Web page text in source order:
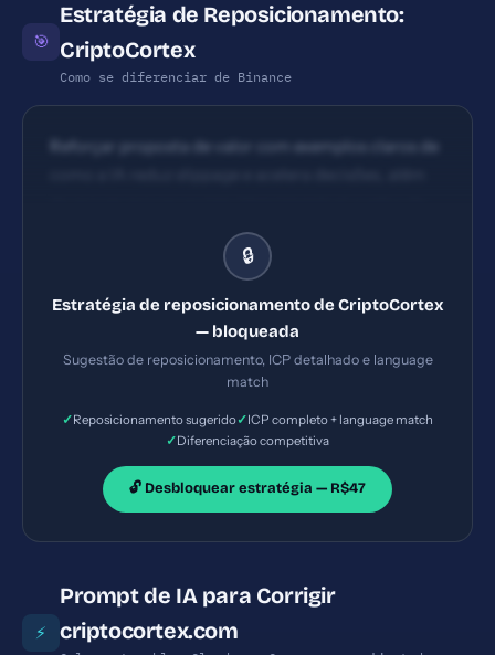
🎯
Estratégia de Reposicionamento:
CriptoCortex
Como se diferenciar de Binance
Reforçar proposta de valor com exemplos claros de
🔒
Estratégia de reposicionamento de CriptoCortex
— bloqueada
Sugestão de reposicionamento, ICP detalhado e language
match
✓Reposicionamento sugerido✓ICP completo + language match
✓Diferenciação competitiva
🔓 Desbloquear estratégia — R$47
⚡
Prompt de IA para Corrigir
criptocortex.com